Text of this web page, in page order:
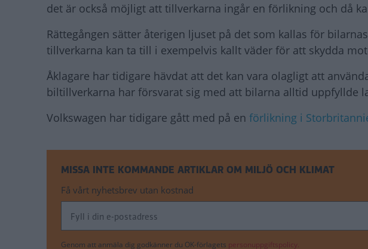
det är också möjligt att tillverkarna ingår en förlikning och då
Rättegången sätter återigen ljuset på det som kallas för bilarnas
tillverkarna kan ta till i exempelvis kallt väder för att skydda
Åklagare har tidigare hävdat att det kan vara olagligt att
biltillverkarna har försvarat sig med att bilarna alltid uppfyllde
Volkswagen har tidigare gått med på en förlikning i
MISSA INTE KOMMANDE ARTIKLAR OM MILJÖ OCH KLIMAT
Få vårt nyhetsbrev utan kostnad
Genom att anmäla dig godkänner du OK-förlagets personuppgiftspolicy.